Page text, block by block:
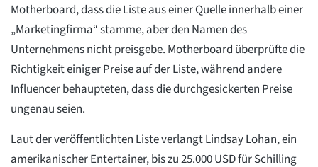
Motherboard, dass die Liste aus einer Quelle innerhalb einer
„Marketingfirma“ stamme, aber den Namen des
Unternehmens nicht preisgebe. Motherboard überprüfte die
Richtigkeit einiger Preise auf der Liste, während andere
Influencer behaupteten, dass die durchgesickerten Preise
ungenau seien.
Laut der veröffentlichten Liste verlangt Lindsay Lohan, ein
amerikanischer Entertainer, bis zu 25.000 USD für Schilling